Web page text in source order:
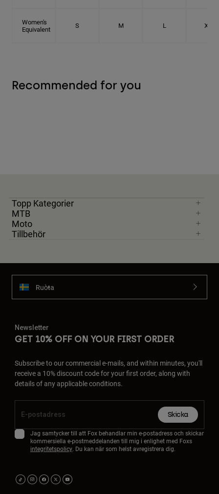
Women's
Equivalent
S M L XL
Recommended for you
Topp Kategorier
MTB
Moto
Tillbehör
Ruoŧŧa
Newsletter
GET 10% OFF ON YOUR FIRST ORDER
Subscribe to our commercial e-mails, and within minutes, you'll
receive a 10% discount code for your first order, along with
details of any applicable conditions.
Skicka
Jag samtycker till att Fox behandlar min e-postadress och skickar
kommersiella e-postmeddelanden till mig i enlighet med Foxs
integritetspolicy. Du kan när som helst avregistrera dig.